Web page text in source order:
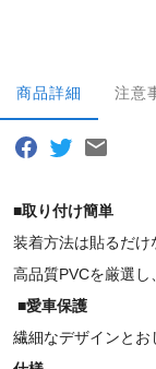
商品詳細 注意
■取り付け簡単
装着方法は貼るだ
高品質PVCを厳選
■愛車保護
繊細なデザインと